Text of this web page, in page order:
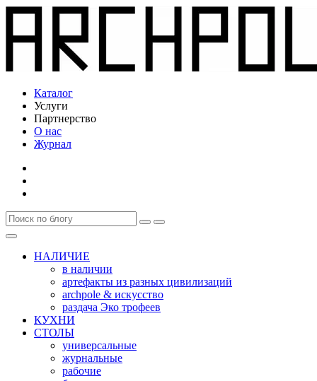
Каталог
Услуги
Партнерство
О нас
Журнал
НАЛИЧИЕ
в наличии
артефакты из разных цивилизаций
archpole & искусство
раздача Эко трофеев
КУХНИ
СТОЛЫ
универсальные
журнальные
рабочие